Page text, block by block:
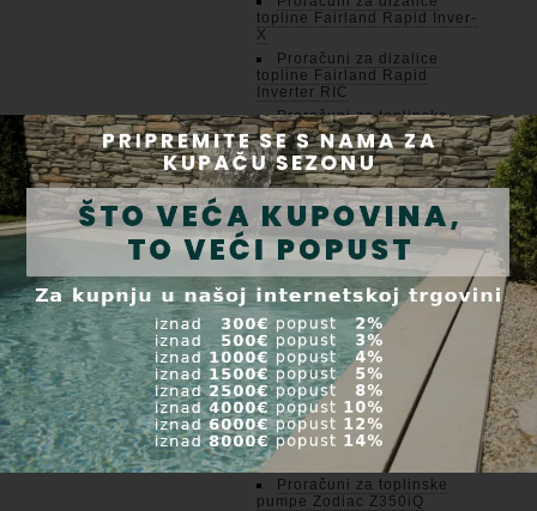
topline Fairland Rapid Inver-
X
Proračuni za dizalice
topline Fairland Rapid
Inverter RIC
Proračuni za toplinske
pumpe Aquark iGarden
Mr.Silence
Proračuni za toplinske
pumpe Aquark iGarden
Mr.Silence 30
Proračuni za toplinske
pumpe Aquark iGarden
Mr.Silence PRO
Proračuni za toplinske
pumpe Fuego
Proračuni za toplinske
pumpe Microwell HP Black
Inverter
Proračuni za toplinske
pumpe Microwell HP Silver
Inverter Pro Compact
Proračuni za toplinske
pumpe Zodiac Z250iQ
Proračuni za toplinske
pumpe Zodiac Z350iQ